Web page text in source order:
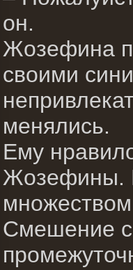
он.
Жозефина
своими
менялись.
Ему
Жозефины.
множеством
Смешение